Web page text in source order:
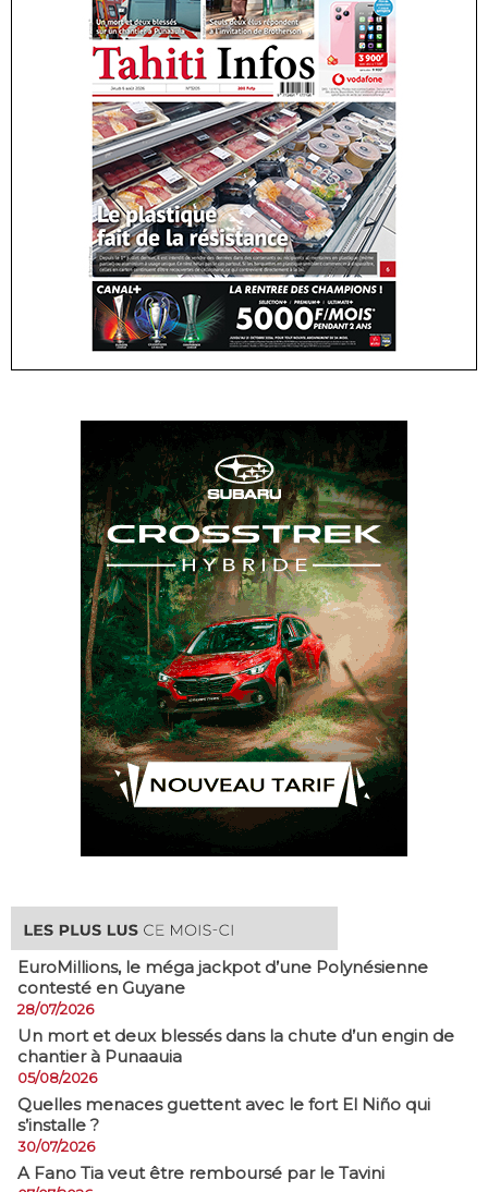
EuroMillions, ​le méga jackpot d’une Polynésienne
contesté en Guyane
28/07/2026
​Un mort et deux blessés dans la chute d’un engin de
chantier à Punaauia
05/08/2026
Quelles menaces guettent avec le fort El Niño qui
s’installe ?
30/07/2026
A Fano Tia veut être remboursé par le Tavini